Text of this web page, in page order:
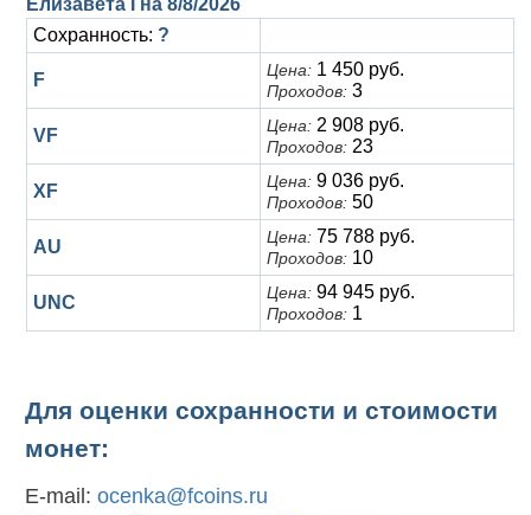
Елизавета I на 8/8/2026
Сохранность: ?
F Цена: 1 450 руб.
Проходов: 3
VF Цена: 2 908 руб.
Проходов: 23
XF Цена: 9 036 руб.
Проходов: 50
AU Цена: 75 788 руб.
Проходов: 10
UNC Цена: 94 945 руб.
Проходов: 1
Для оценки сохранности и стоимости
монет:
E-mail: ocenka@fcoins.ru